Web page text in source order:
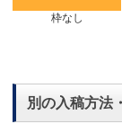
枠なし
別の入稿方法